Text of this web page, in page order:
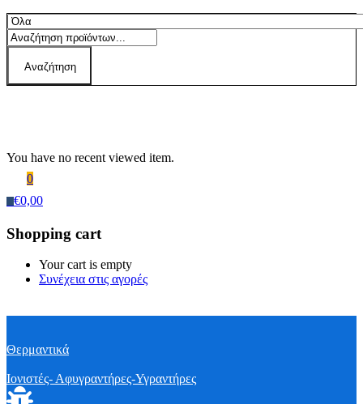
Αναζήτηση
You have no recent viewed item.
0
€0,00
Shopping cart
Your cart is empty
Συνέχεια στις αγορές
Θερμαντικά
Ιονιστές- Αφυγραντήρες-Υγραντήρες